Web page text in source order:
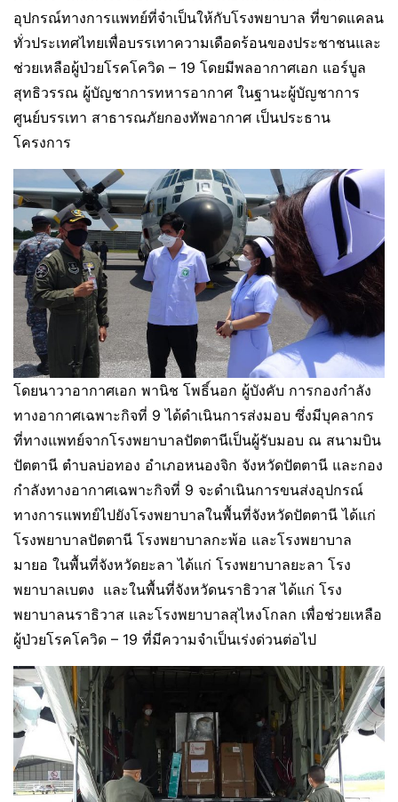
อุปกรณ์ทางการแพทย์ที่จำเป็นให้กับโรงพยาบาล ที่ขาดแคลน
ทั่วประเทศไทยเพื่อบรรเทาความเดือดร้อนของประชาชนและ
ช่วยเหลือผู้ป่วยโรคโควิด – 19 โดยมีพลอากาศเอก แอร์บูล
สุทธิวรรณ ผู้บัญชาการทหารอากาศ ในฐานะผู้บัญชาการ
ศูนย์บรรเทา สาธารณภัยกองทัพอากาศ เป็นประธาน
โครงการ
โดยนาวาอากาศเอก พานิช โพธิ์นอก ผู้บังคับ การกองกำลัง
ทางอากาศเฉพาะกิจที่ 9 ได้ดำเนินการส่งมอบ ซึ่งมีบุคลากร
ที่ทางแพทย์จากโรงพยาบาลปัตตานีเป็นผู้รับมอบ ณ สนามบิน
ปัตตานี ตำบลบ่อทอง อำเภอหนองจิก จังหวัดปัตตานี และกอง
กำลังทางอากาศเฉพาะกิจที่ 9 จะดำเนินการขนส่งอุปกรณ์
ทางการแพทย์ไปยังโรงพยาบาลในพื้นที่จังหวัดปัตตานี ได้แก่
โรงพยาบาลปัตตานี โรงพยาบาลกะพ้อ และโรงพยาบาล
มายอ ในพื้นที่จังหวัดยะลา ได้แก่ โรงพยาบาลยะลา โรง
พยาบาลเบตง และในพื้นที่จังหวัดนราธิวาส ได้แก่ โรง
พยาบาลนราธิวาส และโรงพยาบาลสุไหงโกลก เพื่อช่วยเหลือ
ผู้ป่วยโรคโควิด – 19 ที่มีความจำเป็นเร่งด่วนต่อไป